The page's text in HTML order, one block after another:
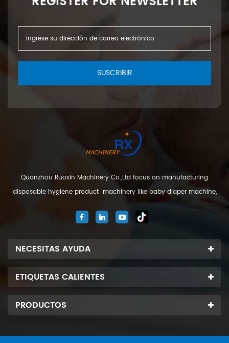
SUSCRIBIR
Quanzhou Ruoxin Machinery Co.,Ltd focus on manufacturing
disposable hygiene product machinery like baby diaper machine,
machine. We are located in Jinjiang city, Fujian Province, China. And
NECESITAS AYUDA
ETIQUETAS CALIENTES
PRODUCTOS